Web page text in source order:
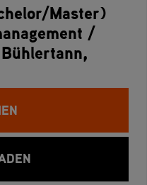
Master)
/